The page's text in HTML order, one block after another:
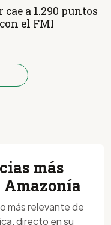
a 1.290 puntos
el FMI
más
Amazonía
más relevante de
directo en su